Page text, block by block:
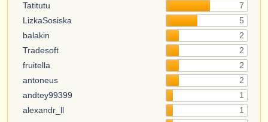
Tatitutu
7
LizkaSosiska
5
balakin
2
Tradesoft
2
fruitella
2
antoneus
2
andtey99399
1
alexandr_ll
1